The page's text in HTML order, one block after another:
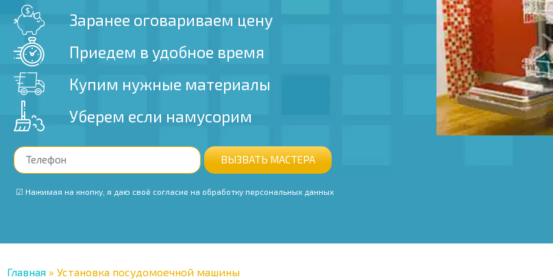
Заранее оговариваем цену
Приедем в удобное время
Купим нужные материалы
Уберем если намусорим
ВЫЗВАТЬ МАСТЕРА
‭ ☑ Нажимая на кнопку, я даю своё согласие на обработку персональных данных
Главная » Установка посудомоечной машины